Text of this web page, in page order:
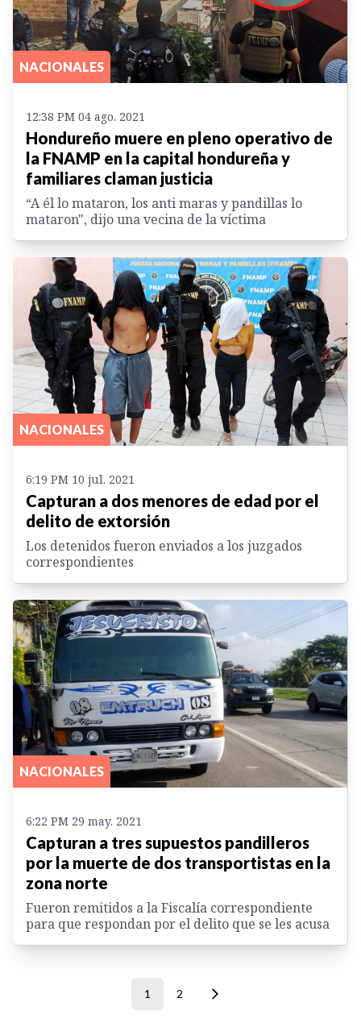
NACIONALES
12:38 PM 04 ago. 2021
Hondureño muere en pleno operativo de
la FNAMP en la capital hondureña y
familiares claman justicia
“A él lo mataron, los anti maras y pandillas lo
mataron", dijo una vecina de la víctima
NACIONALES
6:19 PM 10 jul. 2021
Capturan a dos menores de edad por el
delito de extorsión
Los detenidos fueron enviados a los juzgados
correspondientes
NACIONALES
6:22 PM 29 may. 2021
Capturan a tres supuestos pandilleros
por la muerte de dos transportistas en la
zona norte
Fueron remitidos a la Fiscalía correspondiente
para que respondan por el delito que se les acusa
1 2